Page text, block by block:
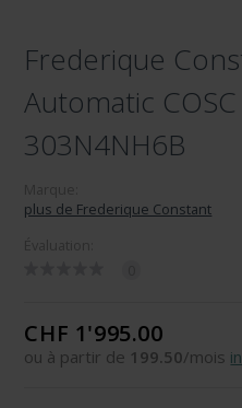
Frederique
Automatic COSC
303N4NH6B
plus de Frederique Constant
CHF 1'995.00
ou à partir de 199.50/mois